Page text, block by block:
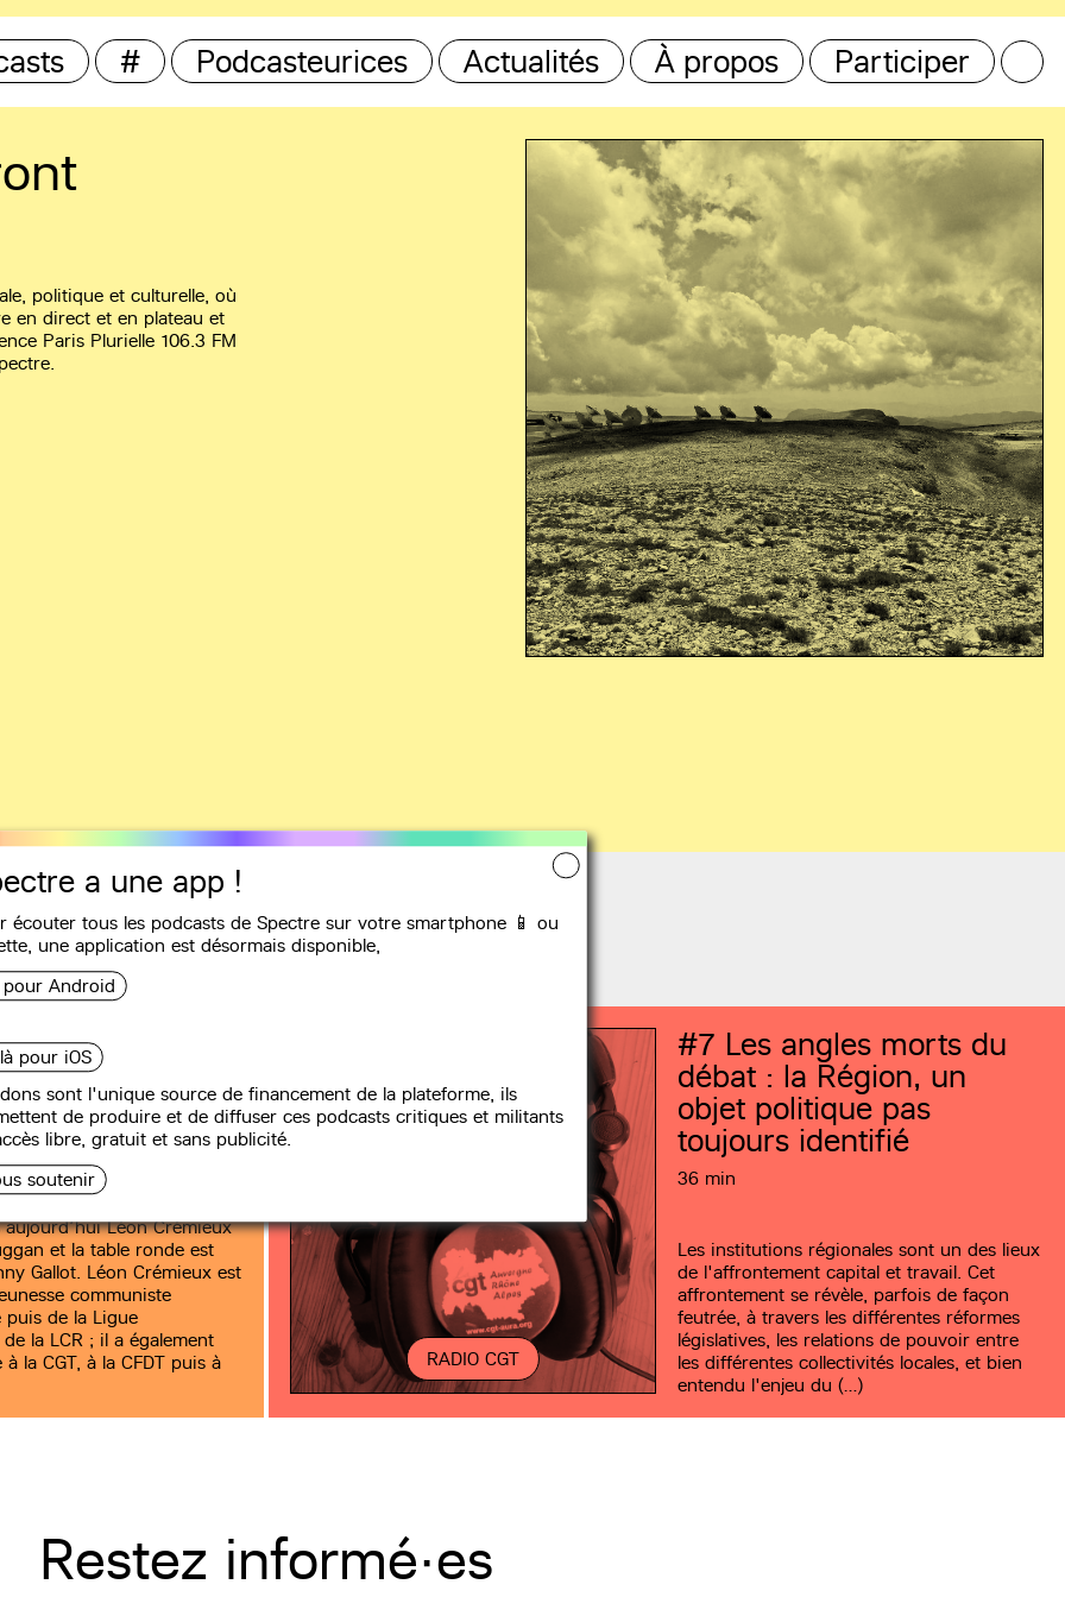
# Podcasteurices Actualités À propos Participer
a une app !
écouter tous les podcasts de Spectre sur votre smartphone 📱 ou
une application est désormais disponible,
Android
pour iOS
sont l'unique source de financement de la plateforme, ils
de produire et de diffuser ces podcasts critiques et militants
libre, gratuit et sans publicité.
soutenir
politique et culturelle, où
en direct et en plateau et
Paris Plurielle 106.3 FM
Recommandations
Duggan et
Léon Crémieux
et la table ronde est
Gallot. Léon Crémieux est
communiste
de la Ligue
la LCR ; il a également
la CGT, à la CFDT puis à
RADIO CGT
#7 Les angles morts du
débat : la Région, un
objet politique pas
toujours identifié
36 min
Les institutions régionales sont un des lieux
de l'affrontement capital et travail. Cet
affrontement se révèle, parfois de façon
feutrée, à travers les différentes réformes
législatives, les relations de pouvoir entre
les différentes collectivités locales, et bien
entendu l'enjeu du (…)
Restez informé·es